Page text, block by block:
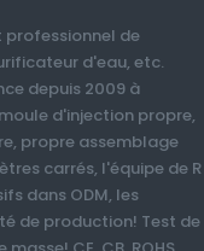
professionnel de
d'eau, etc.
depuis 2009 à
moule d'injection
propre, propre
de 600 mètres